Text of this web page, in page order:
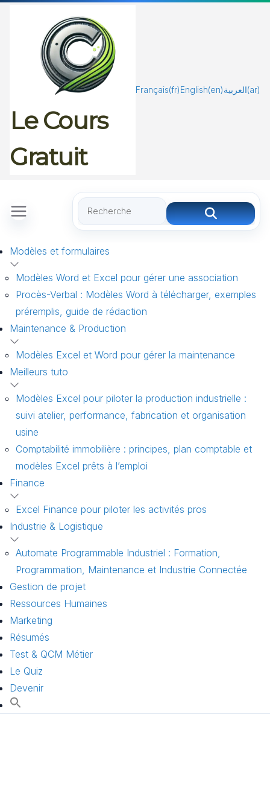
Le Cours
Gratuit
Français(fr) English(en)العربية(ar)
Modèles et formulaires
Modèles Word et Excel pour gérer une association
Procès-Verbal : Modèles Word à télécharger, exemples
préremplis, guide de rédaction
Maintenance & Production
Modèles Excel et Word pour gérer la maintenance
Meilleurs tuto
Modèles Excel pour piloter la production industrielle :
suivi atelier, performance, fabrication et organisation
usine
Comptabilité immobilière : principes, plan comptable et
modèles Excel prêts à l’emploi
Finance
Excel Finance pour piloter les activités pros
Industrie & Logistique
Automate Programmable Industriel : Formation,
Programmation, Maintenance et Industrie Connectée
Gestion de projet
Ressources Humaines
Marketing
Résumés
Test & QCM Métier
Le Quiz
Devenir